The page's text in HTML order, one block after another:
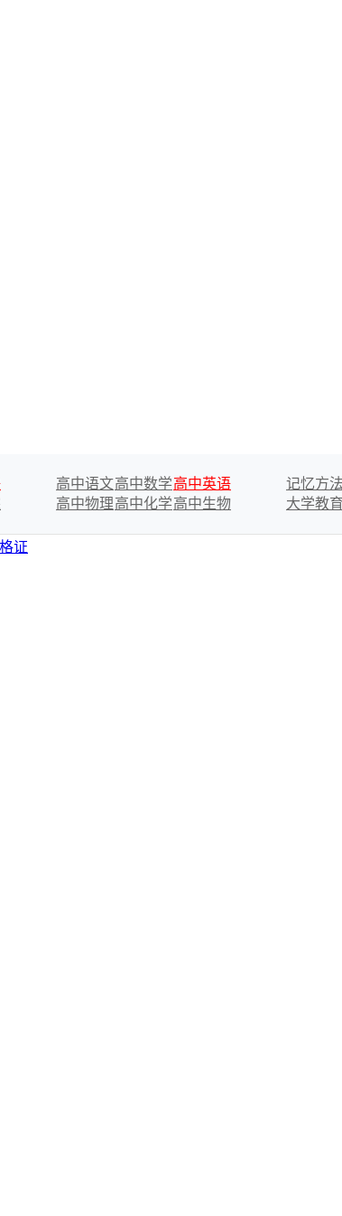
高中语文高中数学高中英语
高中物理高中化学高中生物
记忆方法
大学教育
证